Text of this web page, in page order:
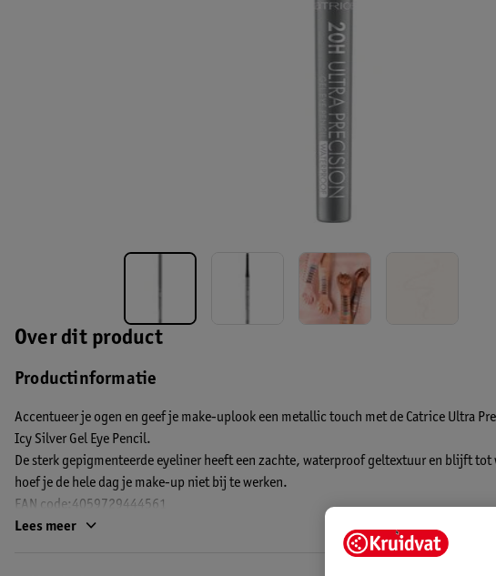
Over dit product
Productinformatie
Accentueer je ogen en geef je make-uplook een metallic touch met de Catrice Ultra
Icy Silver Gel Eye Pencil.
De sterk gepigmenteerde eyeliner heeft een zachte, waterproof geltextuur en blijft
hoef je de hele dag je make-up niet bij te werken.
EAN code:4059729444561
Lees meer